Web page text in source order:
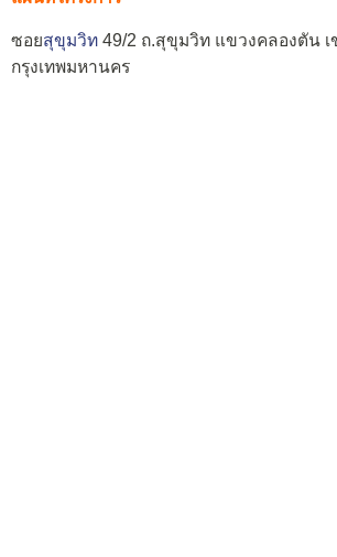
ซอยสุขุมวิท 49/2 ถ.สุขุมวิท แขวงคลองตัน เ
กรุงเทพมหานคร